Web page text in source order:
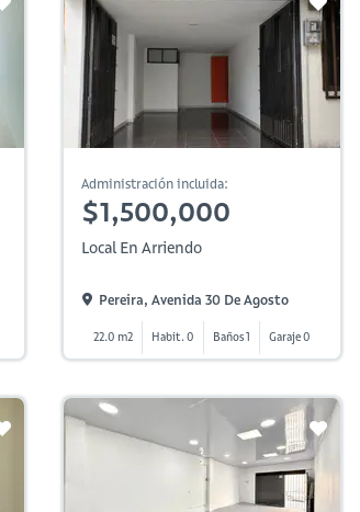
Administración incluida:
$1,500,000
Local En Arriendo
Pereira, Avenida 30 De Agosto
22.0 m2 Habit. 0 Baños 1 Garaje 0